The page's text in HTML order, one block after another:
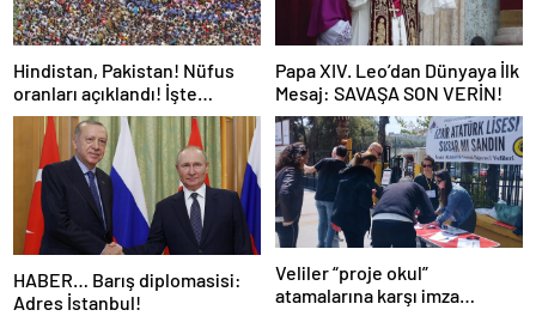
Hindistan, Pakistan! Nüfus
oranları açıklandı! İşte
Dünyanın en kalabalık ülkesi!
Dünya haritası ülkeler!
Papa XIV. Leo’dan Dünyaya İlk
Mesaj: SAVAŞA SON VERİN!
HABER… Barış diplomasisi:
Adres İstanbul!
Veliler “proje okul”
atamalarına karşı imza